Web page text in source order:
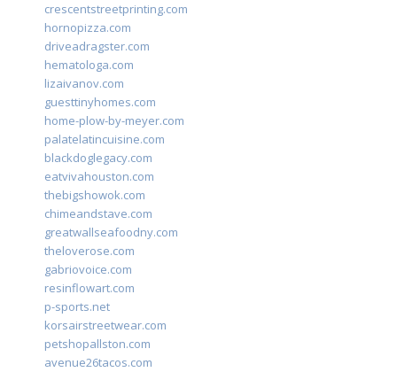
crescentstreetprinting.com
hornopizza.com
driveadragster.com
hematologa.com
lizaivanov.com
guesttinyhomes.com
home-plow-by-meyer.com
palatelatincuisine.com
blackdoglegacy.com
eatvivahouston.com
thebigshowok.com
chimeandstave.com
greatwallseafoodny.com
theloverose.com
gabriovoice.com
resinflowart.com
p-sports.net
korsairstreetwear.com
petshopallston.com
avenue26tacos.com